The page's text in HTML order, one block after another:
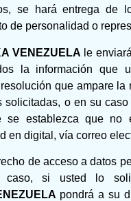
se hará entrega de
de personalidad o
VENEZUELA le
la información que
que ampare la
solicitadas, o en su caso
se establezca que no
en digital, vía correo
de acceso a datos
caso, si usted lo
pondrá a su